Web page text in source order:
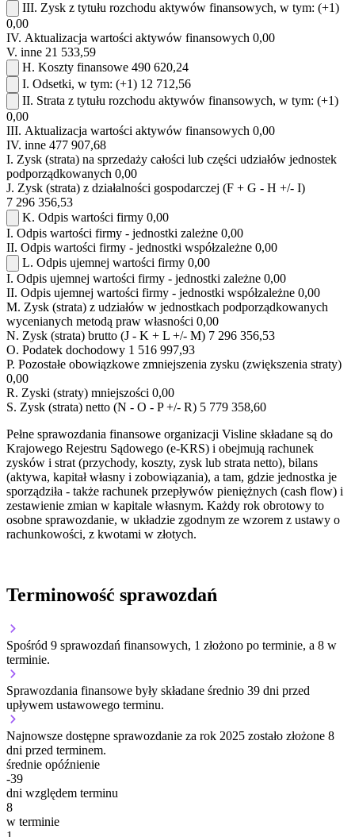
III. Zysk z tytułu rozchodu aktywów finansowych, w tym: (+1)
0,00
IV. Aktualizacja wartości aktywów finansowych 0,00
V. inne 21 533,59
H. Koszty finansowe 490 620,24
I. Odsetki, w tym: (+1) 12 712,56
II. Strata z tytułu rozchodu aktywów finansowych, w tym: (+1)
0,00
III. Aktualizacja wartości aktywów finansowych 0,00
IV. inne 477 907,68
I. Zysk (strata) na sprzedaży całości lub części udziałów jednostek
podporządkowanych 0,00
J. Zysk (strata) z działalności gospodarczej (F + G - H +/- I)
7 296 356,53
K. Odpis wartości firmy 0,00
I. Odpis wartości firmy - jednostki zależne 0,00
II. Odpis wartości firmy - jednostki współzależne 0,00
L. Odpis ujemnej wartości firmy 0,00
I. Odpis ujemnej wartości firmy - jednostki zależne 0,00
II. Odpis ujemnej wartości firmy - jednostki współzależne 0,00
M. Zysk (strata) z udziałów w jednostkach podporządkowanych
wycenianych metodą praw własności 0,00
N. Zysk (strata) brutto (J - K + L +/- M) 7 296 356,53
O. Podatek dochodowy 1 516 997,93
P. Pozostałe obowiązkowe zmniejszenia zysku (zwiększenia straty)
0,00
R. Zyski (straty) mniejszości 0,00
S. Zysk (strata) netto (N - O - P +/- R) 5 779 358,60
Pełne sprawozdania finansowe organizacji Visline składane są do
Krajowego Rejestru Sądowego (e-KRS) i obejmują rachunek
zysków i strat (przychody, koszty, zysk lub strata netto), bilans
(aktywa, kapitał własny i zobowiązania), a tam, gdzie jednostka je
sporządziła - także rachunek przepływów pieniężnych (cash flow) i
zestawienie zmian w kapitale własnym. Każdy rok obrotowy to
osobne sprawozdanie, w układzie zgodnym ze wzorem z ustawy o
rachunkowości, z kwotami w złotych.
Terminowość sprawozdań
Spośród 9 sprawozdań finansowych, 1 złożono po terminie, a 8 w
terminie.
Sprawozdania finansowe były składane średnio 39 dni przed
upływem ustawowego terminu.
Najnowsze dostępne sprawozdanie za rok 2025 zostało złożone 8
dni przed terminem.
średnie opóźnienie
-39
dni względem terminu
8
w terminie